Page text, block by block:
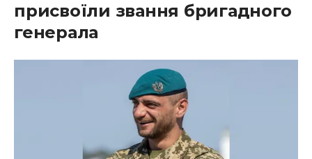
присвоїли звання бригадного
генерала